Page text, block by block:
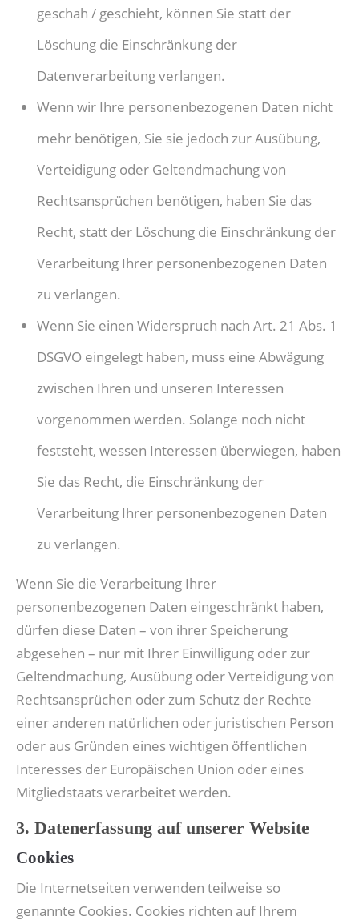
geschah / geschieht, können Sie statt der
Löschung die Einschränkung der
Datenverarbeitung verlangen.
Wenn wir Ihre personenbezogenen Daten nicht
mehr benötigen, Sie sie jedoch zur Ausübung,
Verteidigung oder Geltendmachung von
Rechtsansprüchen benötigen, haben Sie das
Recht, statt der Löschung die Einschränkung der
Verarbeitung Ihrer personenbezogenen Daten
zu verlangen.
Wenn Sie einen Widerspruch nach Art. 21 Abs. 1
DSGVO eingelegt haben, muss eine Abwägung
zwischen Ihren und unseren Interessen
vorgenommen werden. Solange noch nicht
feststeht, wessen Interessen überwiegen, haben
Sie das Recht, die Einschränkung der
Verarbeitung Ihrer personenbezogenen Daten
zu verlangen.
Wenn Sie die Verarbeitung Ihrer
personenbezogenen Daten eingeschränkt haben,
dürfen diese Daten – von ihrer Speicherung
abgesehen – nur mit Ihrer Einwilligung oder zur
Geltendmachung, Ausübung oder Verteidigung von
Rechtsansprüchen oder zum Schutz der Rechte
einer anderen natürlichen oder juristischen Person
oder aus Gründen eines wichtigen öffentlichen
Interesses der Europäischen Union oder eines
Mitgliedstaats verarbeitet werden.
3. Datenerfassung auf unserer Website
Cookies
Die Internetseiten verwenden teilweise so
genannte Cookies. Cookies richten auf Ihrem